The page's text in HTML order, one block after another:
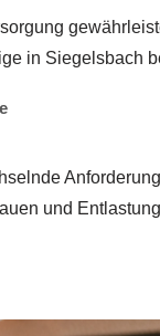
in Siegelsbach
und